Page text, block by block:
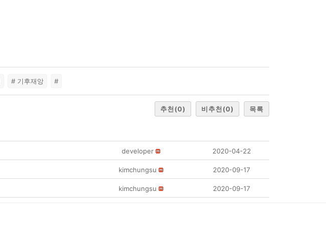
# 기후재앙 #
추천(0) 비추천(0) 목록
developer 2020-04-22
kimchungsu 2020-09-17
kimchungsu 2020-09-17